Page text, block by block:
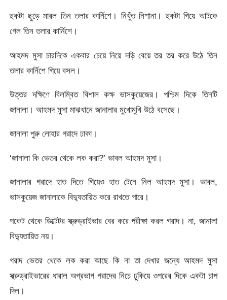
হুকটা ছুড়ে মারল তিন তলার কার্নিশে। নিখুঁত নিশানা। হুকটা গিয়ে আটকে
গেল তিন তলার কার্নিশে।
আহমদ মুসা চারদিকে একবার চেয়ে নিয়ে দড়ি বেয়ে তর তর করে উঠে তিন
তলার কার্নিশে গিয়ে বসল।
উত্তর দক্ষিণে বিলম্বিত বিশাল কক্ষ ভাসকুয়েজের। পশ্চিম দিকে তিনটি
জানালা। আহমদ মুসা মাঝখানে জানালার মুখোমুখি উঠে বসেছে।
জানালা পুরু লোহার গরাদে ঢাকা।
‘জানালা কি ভেতর থেকে লক করা?’ ভাবল আহমদ মুসা।
জানালার গরাদে হাত দিতে গিয়েও হাত টেনে নিল আহমদ মুসা। ভাবল,
ভাসকুয়েজ জানালাকে বিদ্যুতায়িত করে রাখতে পারে।
পকেট থেকে ডিক্টেটর স্ক্রুড্রাইভার বের করে পরীক্ষা করল গরাদ। না, জানালা
বিদ্যুতায়িত নয়।
গরাদ ভেতর থেকে লক করা আছে কি না তা দেখার জন্যে আহমদ মুসা
স্ক্রুড্রাইভারের ধারাল অগ্রভাগ গরাদের নিচে ঢুকিয়ে ওপরের দিকে একটা চাপ
দিল।